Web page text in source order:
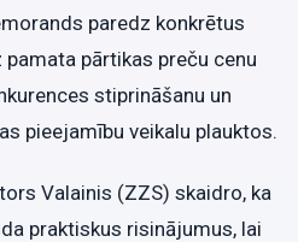
paredz konkrētus
pārtikas preču cenu
stiprināšanu un
pieejamību veikalu plauktos.
Valainis (ZZS) skaidro, ka
praktiskus risinājumus, lai